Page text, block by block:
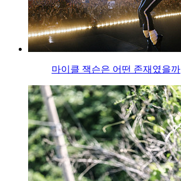
마이클 잭슨은 어떤 존재였을까